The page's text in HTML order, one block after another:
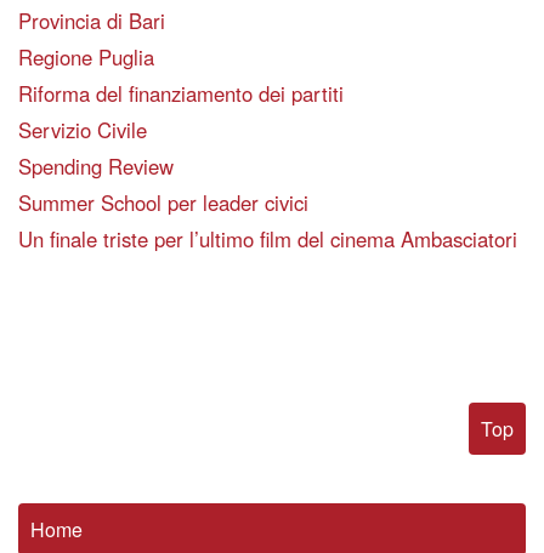
Provincia di Bari
Regione Puglia
Riforma del finanziamento dei partiti
Servizio Civile
Spending Review
Summer School per leader civici
Un finale triste per l’ultimo film del cinema Ambasciatori
Top
Home